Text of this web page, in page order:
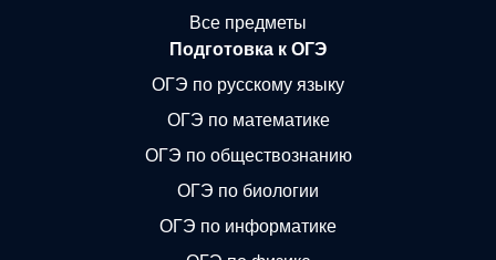
Все предметы
Подготовка к ОГЭ
ОГЭ по русскому языку
ОГЭ по математике
ОГЭ по обществознанию
ОГЭ по биологии
ОГЭ по информатике